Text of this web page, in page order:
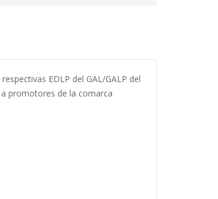
EDLP del GAL/GALP del
promotores de la comarca